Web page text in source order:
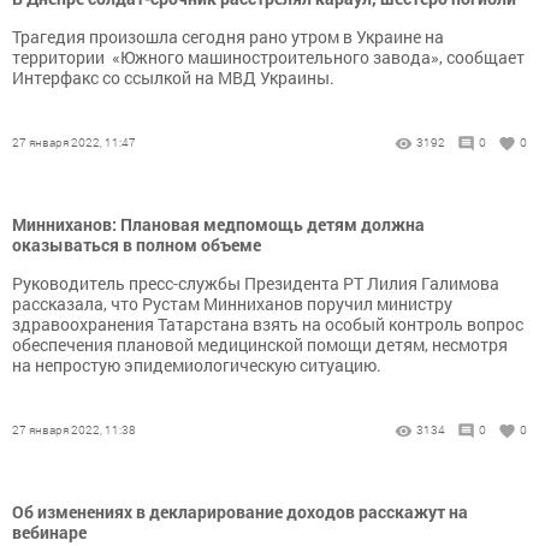
Трагедия произошла сегодня рано утром в Украине на
территории «Южного машиностроительного завода», сообщает
Интерфакс со ссылкой на МВД Украины.
27 января 2022, 11:47 3192 0 0
Минниханов: Плановая медпомощь детям должна
оказываться в полном объеме
Руководитель пресс-службы Президента РТ Лилия Галимова
рассказала, что Рустам Минниханов поручил министру
здравоохранения Татарстана взять на особый контроль вопрос
обеспечения плановой медицинской помощи детям, несмотря
на непростую эпидемиологическую ситуацию.
27 января 2022, 11:38 3134 0 0
Об изменениях в декларирование доходов расскажут на
вебинаре